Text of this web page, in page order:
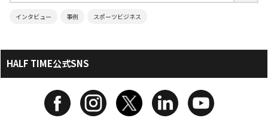
インタビュー 事例 スポーツビジネス
HALF TIME公式SNS